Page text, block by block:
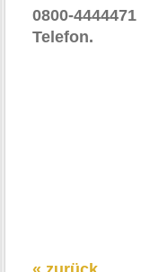
0800-
Telefon.